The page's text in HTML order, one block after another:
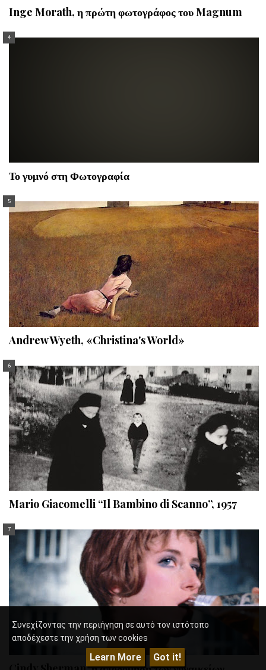
Inge Morath, η πρώτη φωτογράφος του Magnum
Το γυμνό στη Φωτογραφία
Andrew Wyeth, «Christina's World»
Mario Giacomelli “Il Bambino di Scanno”, 1957
Συνεχίζοντας την περιήγηση σε αυτό τον ιστότοπο
αποδέχεστε την χρήση των cookies
Learn More Got it!